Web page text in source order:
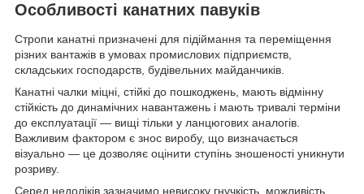
Особливості канатних павуків
Стропи канатні призначені для підіймання та переміщення
різних вантажів в умовах промислових підприємств,
складських господарств, будівельних майданчиків.
Канатні чалки міцні, стійкі до пошкоджень, мають відмінну
стійкість до динамічних навантажень і мають тривалі терміни
до експлуатації — вищі тільки у ланцюгових аналогів.
Важливим фактором є знос виробу, що визначається
візуально — це дозволяє оцінити ступінь зношеності уникнути
розриву.
Серед недоліків зазначимо невисоку гнучкість, можливість